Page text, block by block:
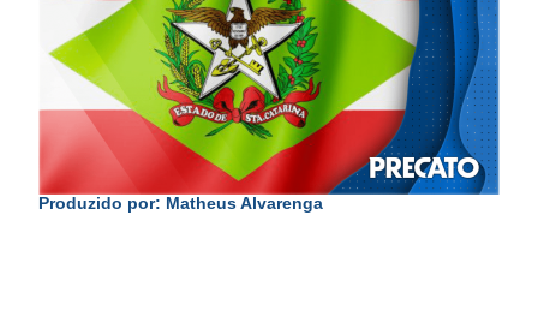
Produzido por: Matheus Alvarenga